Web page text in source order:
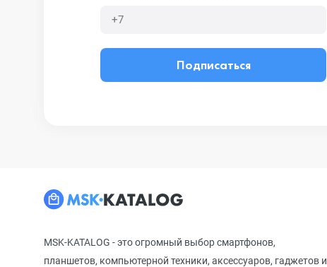
Подписаться
MSK-KATALOG - это огромный выбор смартфонов,
планшетов, компьютерной техники, аксессуаров, гаджетов и